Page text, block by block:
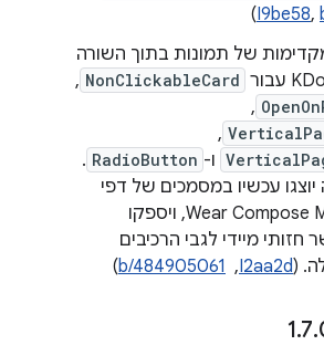
)
של תמונות בתוך השורה
NonClickableCard
,‏
,‏
,‏
ו- RadioButton
.
עכשיו במסמכים של דפי
Wear Compose Material 3 DAC, ויספקו
מיידי לגבי הרכיבים
(
I2aa2d
, ‏
b/484905061
)
.